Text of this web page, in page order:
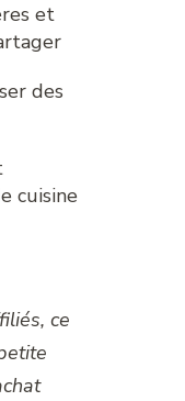
et
des
cuisine
ce